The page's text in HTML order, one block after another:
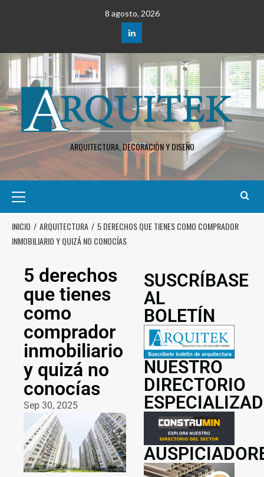
8 agosto, 2026
ARQUITECTURA, DECORACIÒN Y DISEÑO
INICIO ARQUITECTURA
5 DERECHOS QUE TIENES COMO COMPRADOR
INMOBILIARIO Y QUIZÁ NO CONOCÍAS
5 derechos
que tienes
como
comprador
inmobiliario
y quizá no
conocías
Sep 30, 2025
SUSCRÍBASE
AL
BOLETÍN
NUESTRO
DIRECTORIO